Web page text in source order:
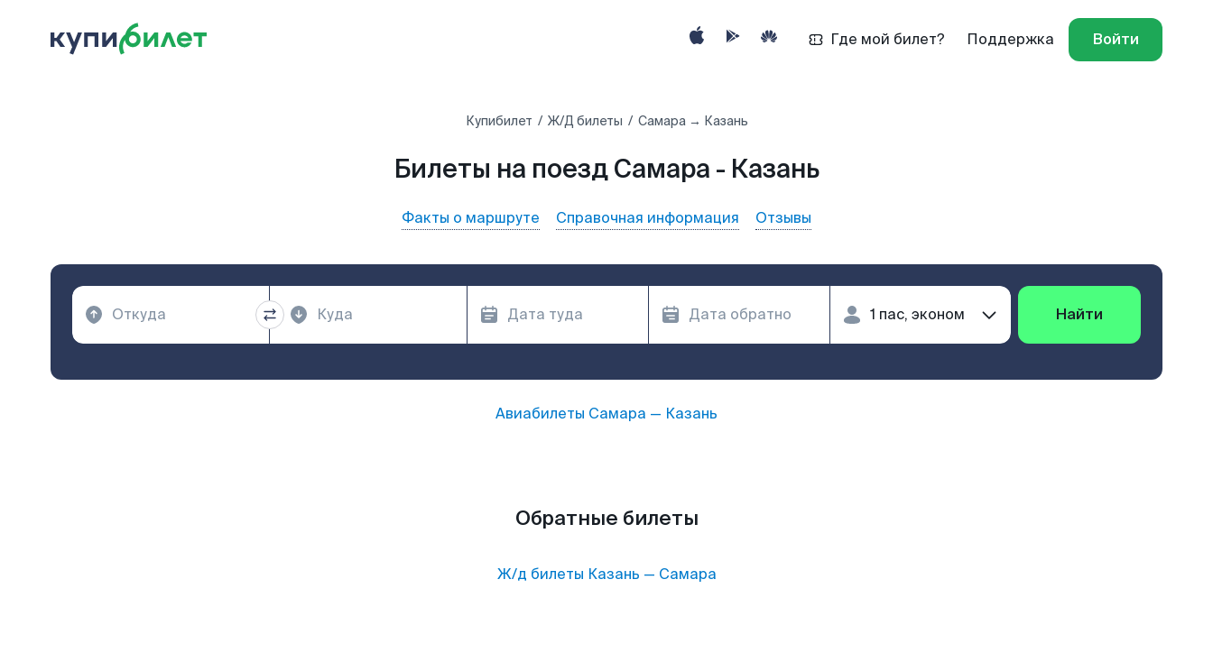
Где мой билет? Поддержка Войти
Купибилет Ж/Д билеты Самара → Казань
Билеты на поезд Самара - Казань
Факты о маршруте Справочная информация Отзывы
Найти
Авиабилеты Самара — Казань
Обратные билеты
Ж/д билеты Казань — Самара